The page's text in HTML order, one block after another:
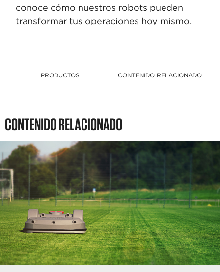
conoce cómo nuestros robots pueden
transformar tus operaciones hoy mismo.
PRODUCTOS CONTENIDO RELACIONADO
PRODUCTOS
CONTENIDO RELACIONADO